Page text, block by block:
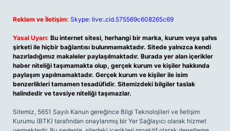
Reklam ve İletişim: Skype: live:.cid.575569c608265c69
Yasal Uyarı: Bu internet sitesi, herhangi bir marka, kurum veya şahıs
şirketi ile hiçbir bağlantısı bulunmamaktadır. Sitede yalnızca kendi
hazırladığımız makaleler paylaşılmaktadır. Burada yer alan içerikler
haber niteliği taşımamakta olup, gerçek kurum ve kişiler hakkında
paylaşım yapılmamaktadır. Gerçek kurum ve kişiler ile isim
benzerlikleri tamamen tesadüfidir. Sitemizdeki bilgiler taslak
halindedir ve tavsiye niteliği taşımazlar.
Sitemiz, 5651 Sayılı Kanun gereğince Bilgi Teknolojileri ve İletişim
Kurumu (BTK) tarafından onaylanmış bir Yer Sağlayıcı olarak hizmet